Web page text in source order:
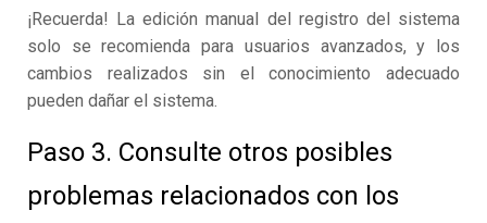
¡Recuerda! La edición manual del registro del sistema
solo se recomienda para usuarios avanzados, y los
cambios realizados sin el conocimiento adecuado
pueden dañar el sistema.
Paso 3. Consulte otros posibles
problemas relacionados con los